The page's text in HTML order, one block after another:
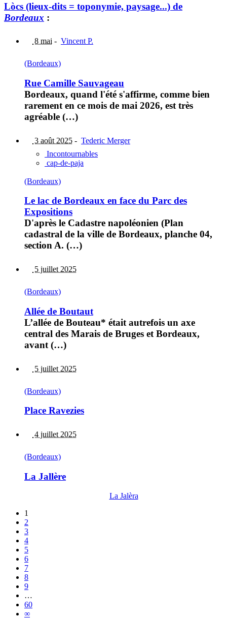
Lòcs (lieux-dits = toponymie, paysage...) de
Bordeaux :
8 mai - Vincent P.
(Bordeaux)
Rue Camille Sauvageau
Bordeaux, quand l'été s'affirme, comme bien
rarement en ce mois de mai 2026, est très
agréable (…)
3 août 2025 - Tederic Merger
Incontournables
cap-de-paja
(Bordeaux)
Le lac de Bordeaux en face du Parc des
Expositions
D'après le Cadastre napoléonien (Plan
cadastral de la ville de Bordeaux, planche 04,
section A. (…)
5 juillet 2025
(Bordeaux)
Allée de Boutaut
L’allée de Bouteau* était autrefois un axe
central des Marais de Bruges et Bordeaux,
avant (…)
5 juillet 2025
(Bordeaux)
Place Ravezies
4 juillet 2025
(Bordeaux)
La Jallère
La Jalèra
1
2
3
4
5
6
7
8
9
…
60
∞